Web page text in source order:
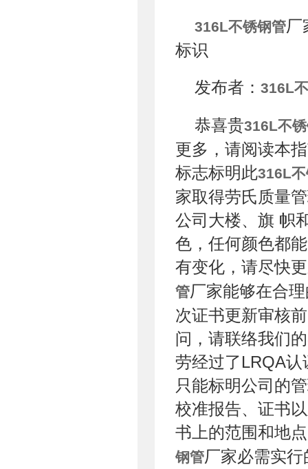
316L不锈钢管厂
标识
发布者： 316L
恭喜贵316L不
更多，请阅读本
标志标明此316L
家取得劳氏质量
公司大楼、旗 帜
色，任何颜色都
有变化，请尽快
管厂家能够在合
次证书更新审核
问，请联络我们
劳经过了LRQA
只能标明公司的
校准报告、证书
书上的范围和地
钢管厂家必需实